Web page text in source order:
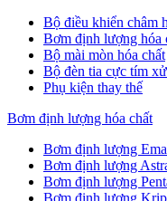
Bộ điều khiển châm
Bơm định lượng hóa
Bộ mài mòn hóa chất
Bộ đèn tia cực tím
Phụ kiện thay thế
Bơm định lượng hóa chất
Bơm định lượng
Bơm định lượng
Bơm định lượng
Bơm định lượng